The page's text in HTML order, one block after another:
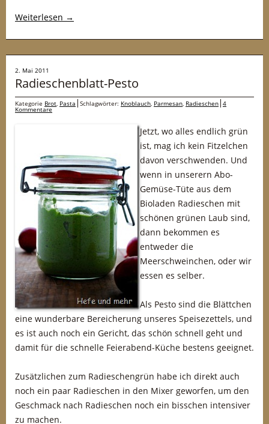
Weiterlesen →
2. Mai 2011
Radieschenblatt-Pesto
Kategorie Brot, Pasta Schlagwörter: Knoblauch, Parmesan, Radieschen 4
Kommentare
Jetzt, wo alles endlich grün
ist, mag ich kein Fitzelchen
davon verschwenden. Und
wenn in unserern Abo-
Gemüse-Tüte aus dem
Bioladen Radieschen mit
schönen grünen Laub sind,
dann bekommen es
entweder die
Meerschweinchen, oder wir
essen es selber.
Als Pesto sind die Blättchen
eine wunderbare Bereicherung unseres Speisezettels, und
es ist auch noch ein Gericht, das schön schnell geht und
damit für die schnelle Feierabend-Küche bestens geeignet.
Zusätzlichen zum Radieschengrün habe ich direkt auch
noch ein paar Radieschen in den Mixer geworfen, um den
Geschmack nach Radieschen noch ein bisschen intensiver
zu machen.